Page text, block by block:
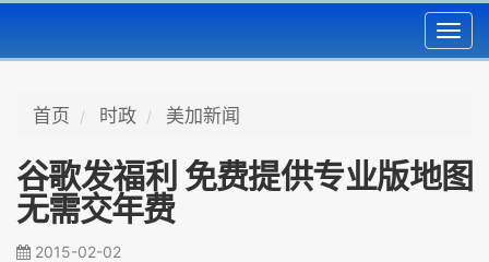
首页 时政 美加新闻
谷歌发福利 免费提供专业版地图
无需交年费
2015-02-02